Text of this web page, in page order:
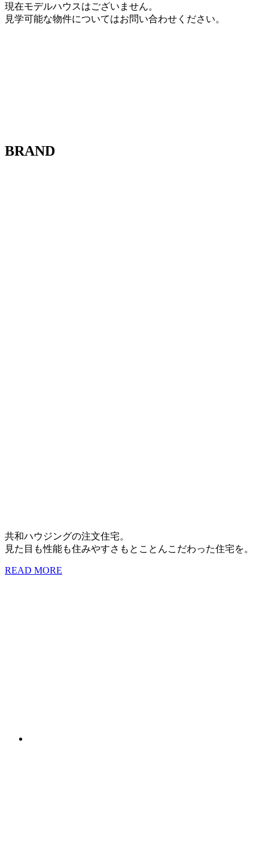
現在モデルハウスはございません。
見学可能な物件についてはお問い合わせください。
BRAND
共和ハウジングの注文住宅。
見た目も性能も住みやすさもとことんこだわった住宅を。
READ MORE